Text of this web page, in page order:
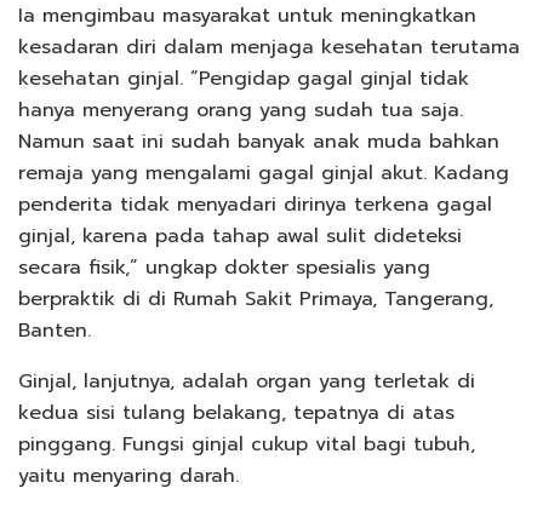
Ia mengimbau masyarakat untuk meningkatkan
kesadaran diri dalam menjaga kesehatan terutama
kesehatan ginjal. “Pengidap gagal ginjal tidak
hanya menyerang orang yang sudah tua saja.
Namun saat ini sudah banyak anak muda bahkan
remaja yang mengalami gagal ginjal akut. Kadang
penderita tidak menyadari dirinya terkena gagal
ginjal, karena pada tahap awal sulit dideteksi
secara fisik,” ungkap dokter spesialis yang
berpraktik di di Rumah Sakit Primaya, Tangerang,
Banten.
Ginjal, lanjutnya, adalah organ yang terletak di
kedua sisi tulang belakang, tepatnya di atas
pinggang. Fungsi ginjal cukup vital bagi tubuh,
yaitu menyaring darah.